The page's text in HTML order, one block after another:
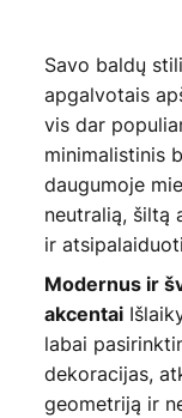
Savo baldų
apgalvotais
vis dar
minimalistinis
daugumoje
neutralią, šiltą
ir
Modernus ir
akcentai
labai
dekoracijas,
geometriją ir